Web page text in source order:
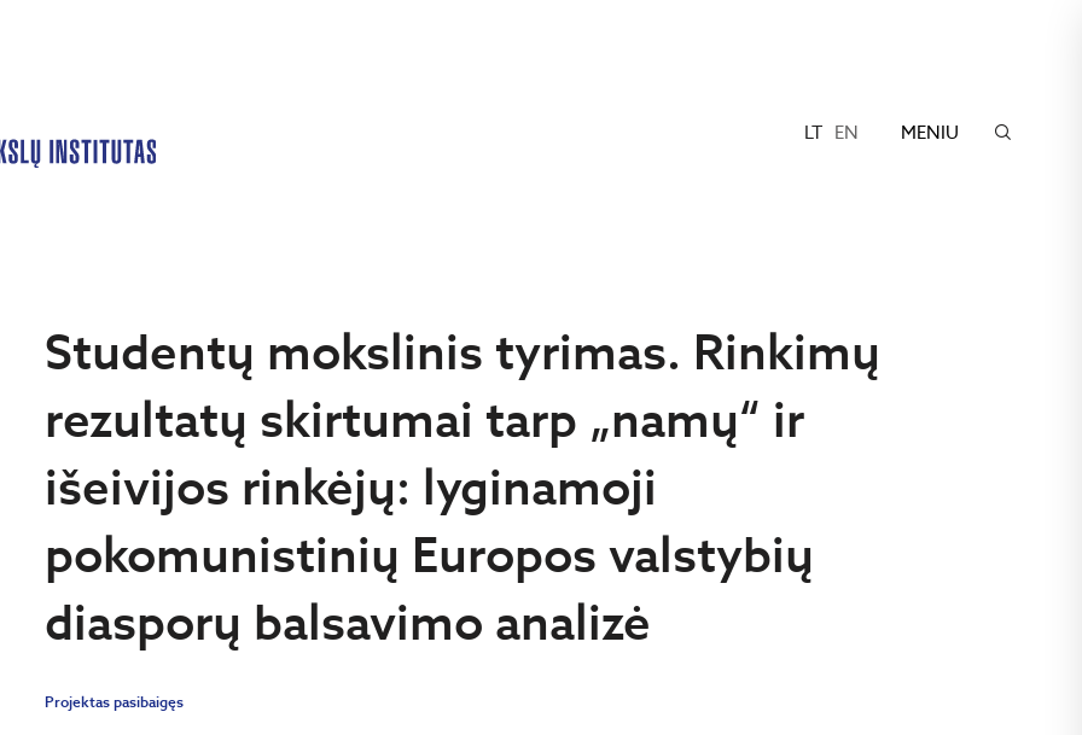
LT EN MENIU
Studentų mokslinis tyrimas. Rinkimų
rezultatų skirtumai tarp „namų“ ir
išeivijos rinkėjų: lyginamoji
pokomunistinių Europos valstybių
diasporų balsavimo analizė
Projektas pasibaigęs